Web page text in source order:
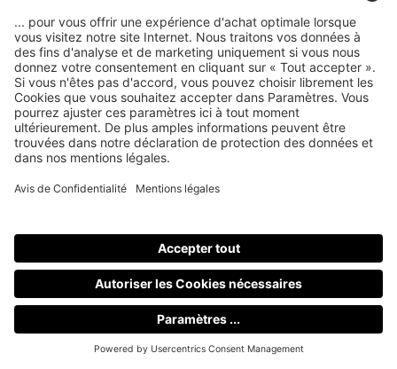
bloc d'alimentation USB-C
EAN / GTIN
4260166758153
Développé en
Allemagne
Fabriqué en
Chine
N° d'enregistrement WEEE
DE 48888173
Méthode de construction
Radiateur direct
Système complet - Stéréo
Pilote à large bande
2x 6,6 cm
Matériel d'entraînement à large bande
Nomex